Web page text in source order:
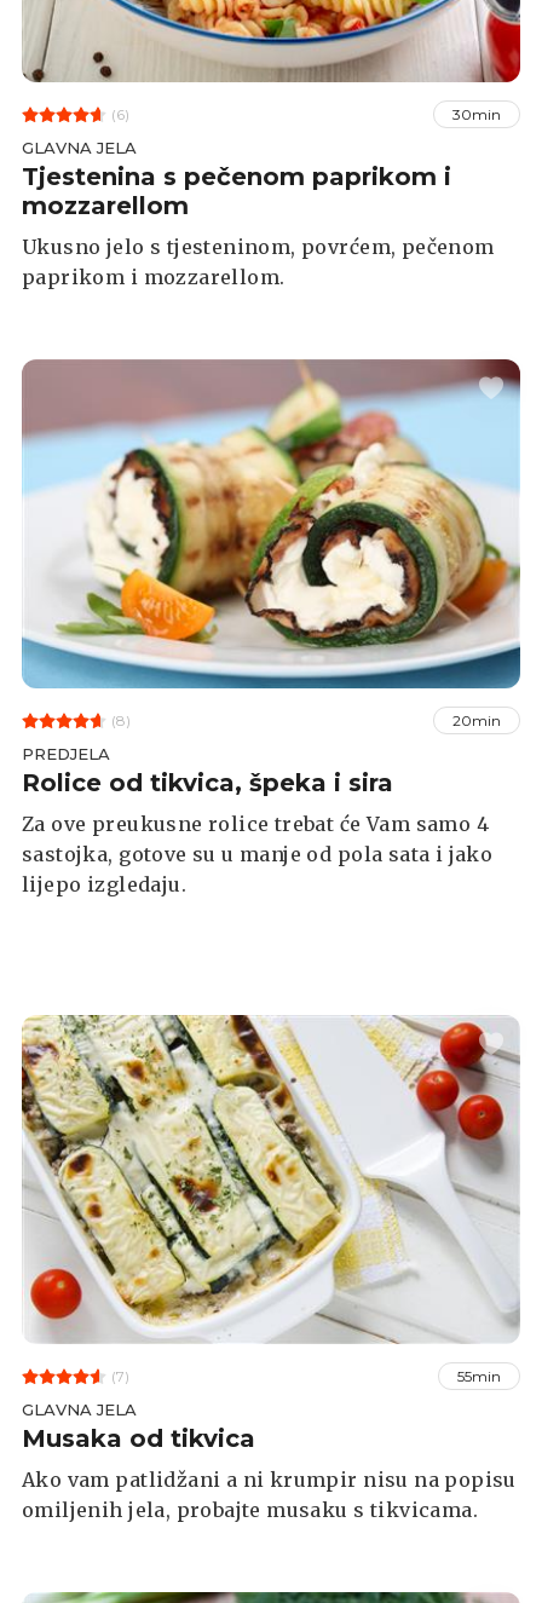
(6) 30min
GLAVNA JELA
Tjestenina s pečenom paprikom i
mozzarellom
Ukusno jelo s tjesteninom, povrćem, pečenom
paprikom i mozzarellom.
(8) 20min
PREDJELA
Rolice od tikvica, špeka i sira
Za ove preukusne rolice trebat će Vam samo 4
sastojka, gotove su u manje od pola sata i jako
lijepo izgledaju.
(7) 55min
GLAVNA JELA
Musaka od tikvica
Ako vam patlidžani a ni krumpir nisu na popisu
omiljenih jela, probajte musaku s tikvicama.